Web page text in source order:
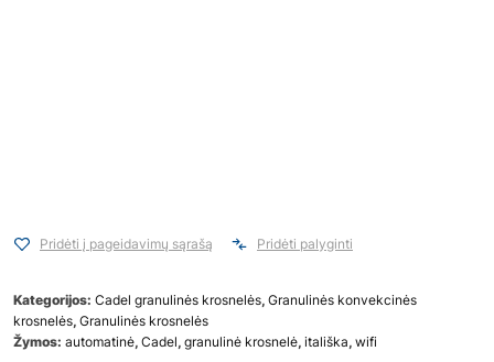
Pridėti į pageidavimų sąrašą Pridėti palyginti
Kategorijos: Cadel granulinės krosnelės, Granulinės konvekcinės
krosnelės, Granulinės krosnelės
Žymos: automatinė, Cadel, granulinė krosnelė, itališka, wifi